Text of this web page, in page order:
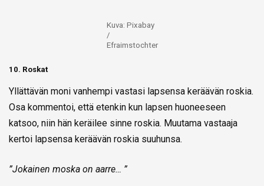
Kuva: Pixabay
/
Efraimstochter
10. Roskat
Yllättävän moni vanhempi vastasi lapsensa keräävän roskia.
Osa kommentoi, että etenkin kun lapsen huoneeseen
katsoo, niin hän keräilee sinne roskia. Muutama vastaaja
kertoi lapsensa keräävän roskia suuhunsa.
”Jokainen moska on aarre… ”